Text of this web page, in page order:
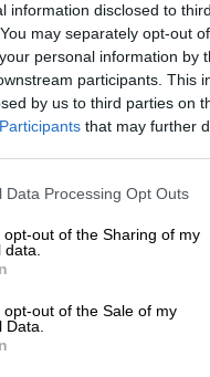
information disclosed to
may separately opt-out
personal information by
participants. This
by us to third parties on
that may further
this website/app uses one
visit or usage behaviour.
consent to Google and its
for below specified purposes
Data Processing Opt Outs
opt-out of the Sharing of my
data.
opt-out of the Sale of my
Data.
το ΕΘΝΟΣ
του Λος Άντζελες
για την ύπαρξη
κέντρο
δεν υπάρχουν